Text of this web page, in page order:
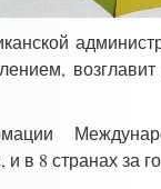
и в 8 странах за